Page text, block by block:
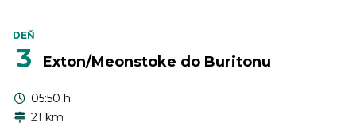
DEŇ
3 Exton/Meonstoke do Buritonu
05:50 h
21 km